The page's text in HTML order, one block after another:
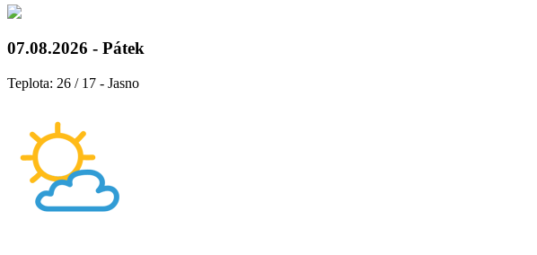
07.08.2026 - Pátek
Teplota: 26 / 17 - Jasno